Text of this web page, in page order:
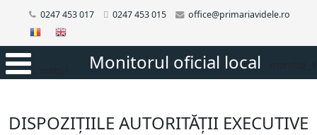
0247 453 017 0247 453 015 office@primariavidele.ro
Monitorul oficial local
DISPOZIȚIILE AUTORITĂȚII EXECUTIVE